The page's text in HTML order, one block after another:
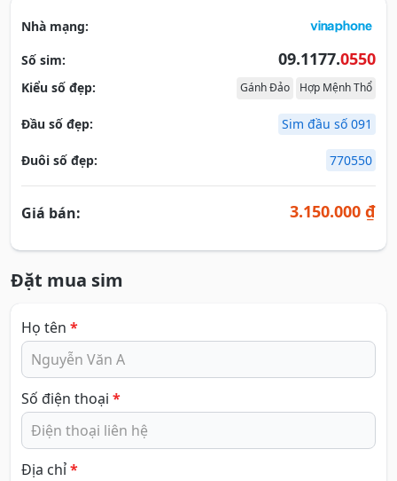
Nhà mạng:
Số sim:
09.1177.0550
Kiểu số đẹp: Gánh Đảo Hợp Mệnh Thổ
Đầu số đẹp: Sim đầu số 091
Đuôi số đẹp: 770550
Giá bán: 3.150.000 ₫
Đặt mua sim
Họ tên *
Số điện thoại *
Địa chỉ*